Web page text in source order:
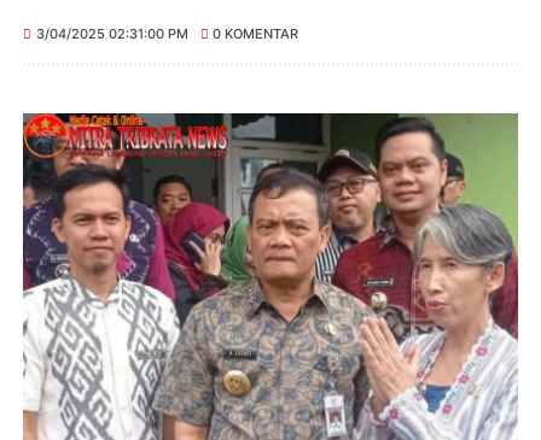
3/04/2025 02:31:00 PM 0 KOMENTAR